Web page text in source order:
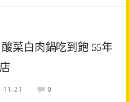
菜白肉鍋吃到飽 55年
11-21 0